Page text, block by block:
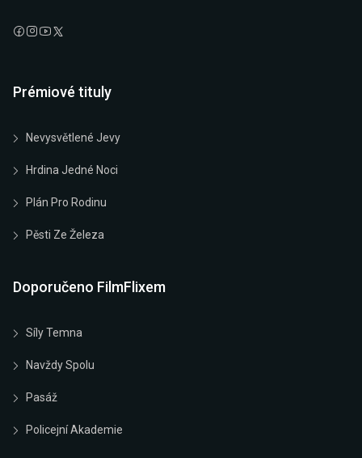
Prémiové tituly
Nevysvětlené Jevy
Hrdina Jedné Noci
Plán Pro Rodinu
Pěsti Ze Železa
Doporučeno FilmFlixem
Síly Temna
Navždy Spolu
Pasáž
Policejní Akademie